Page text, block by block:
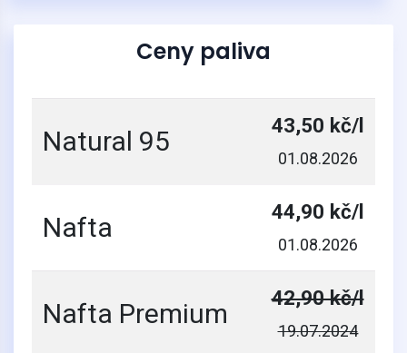
Ceny paliva
Natural 95 43,50 kč/l
01.08.2026
Nafta 44,90 kč/l
01.08.2026
Nafta Premium 42,90 kč/l
19.07.2024